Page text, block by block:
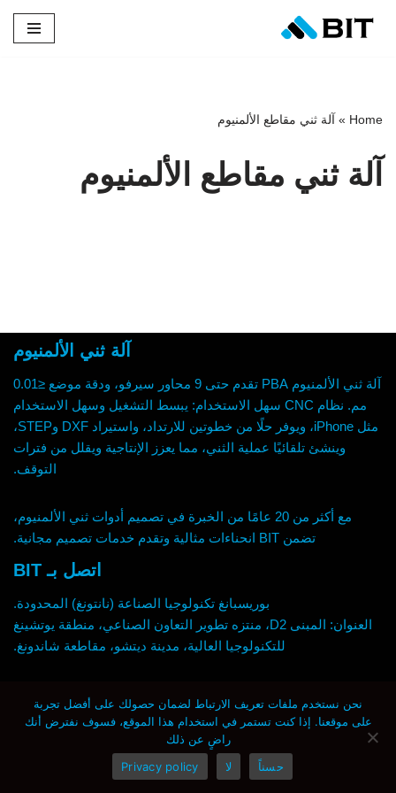
Home
» آلة ثني مقاطع الألمنيوم
آلة ثني مقاطع الألمنيوم
آلة ثني الألمنيوم
آلة ثني الألمنيوم PBA تقدم حتى 9 محاور سيرفو، ودقة موضع ≤0.01
مم. نظام CNC سهل الاستخدام: يبسط التشغيل وسهل الاستخدام
مثل iPhone، ويوفر حلًا من خطوتين للارتداد، واستيراد DXF وSTEP،
وينشئ تلقائيًا عملية الثني، مما يعزز الإنتاجية ويقلل من فترات
التوقف.
مع أكثر من 20 عامًا من الخبرة في تصميم أدوات ثني الألمنيوم،
تضمن BIT انحناءات مثالية وتقدم خدمات تصميم مجانية.
اتصل بـ BIT
بوريسبانغ تكنولوجيا الصناعة (نانتونغ) المحدودة.
العنوان: المبنى D2، منتزه تطوير التعاون الصناعي، منطقة يوتشينغ
للتكنولوجيا العالية، مدينة ديتشو، مقاطعة شاندونغ.
البريد الإلكتروني:lion@borisbang.com
نحن نستخدم ملفات تعريف الارتباط لضمان حصولك على أفضل تجربة
على موقعنا. إذا كنت تستمر في استخدام هذا الموقع، فسوف نفترض أنك
راضٍ عن ذلك
حسناً
لا Privacy policy